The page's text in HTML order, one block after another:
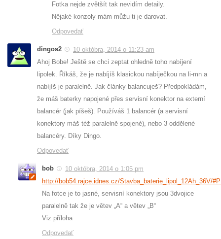
Fotka nejde zvětšít tak nevidím detaily.
Nějaké konzoly mám můžu ti je darovat.
Odpovedať
dingos2
10 októbra, 2014 o 11:23 am
Ahoj Bobe! Ještě se chci zeptat ohledně toho nabíjení
lipolek. Říkáš, že je nabíjíš klasickou nabíječkou na li-mn a
nabíjíš je paralelně. Jak články balancuješ? Předpokládám,
že máš baterky napojené přes servisní konektor na externí
balancér (jak píšeš). Používáš 1 balancér (a servisní
konektory máš též paralelně spojené), nebo 3 oddělené
balancéry. Díky Dingo.
Odpovedať
bob
10 októbra, 2014 o 1:05 pm
http://bob54.rajce.idnes.cz/Stavba_baterie_lipol_12Ah_36V/
Na fotce je to jasné, servisní konektory jsou 3dvojice
paralelně tak že je větev „A“ a větev „B“
Viz příloha
Odpovedať